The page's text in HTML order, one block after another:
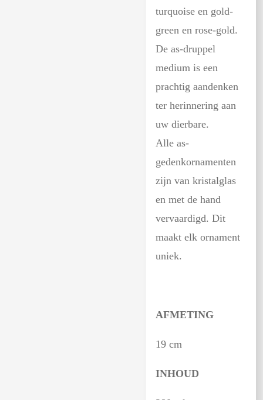
turquoise en gold-
green en rose-gold.
De as-druppel
medium is een
prachtig aandenken
ter herinnering aan
uw dierbare.
Alle as-
gedenkornamenten
zijn van kristalglas
en met de hand
vervaardigd. Dit
maakt elk ornament
uniek.
AFMETING
19 cm
INHOUD